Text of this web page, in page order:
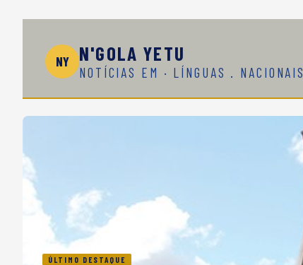
NY N'GOLA YETU
NOTÍCIAS EM · LÍNGUAS . NACIONAIS
ÚLTIMO DESTAQUE